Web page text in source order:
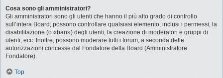
Cosa sono gli amministratori?
Gli amministratori sono gli utenti che hanno il più alto grado di controllo
sull’intera Board; possono controllare qualsiasi elemento, inclusi i permessi, la
disabilitazione (o «ban») degli utenti, la creazione di moderatori e gruppi di
utenti, ecc. Inoltre, possono moderare tutti i forum, a seconda delle
autorizzazioni concesse dal Fondatore della Board (Amministratore
Fondatore).
Top